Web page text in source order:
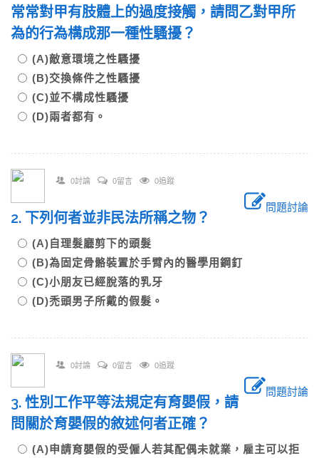
常常對甲有肢體上的過度接觸，請問乙對甲所
為的行為構成那一種性騷擾？
(A)敵意環境之性騷擾
(B)交換條件之性騷擾
(C)並不構成性騷擾
(D)兩者都有。
0討論 0留言 0追蹤
問題討論
2. 下列何者並非民法所稱之物？
(A)自理髮廳剪下的頭髮
(B)為固定骨骼裝置於手臂內的醫學用鋼釘
(C)小朋友已經脫落的乳牙
(D)禿頭男子所戴的假髮。
0討論 0留言 0追蹤
問題討論
3. 性別工作平等法規定有育嬰假，請
問關於育嬰假的敘述何者正確？
(A)申請育嬰假的受僱人若其配偶未就業，雇主可以拒